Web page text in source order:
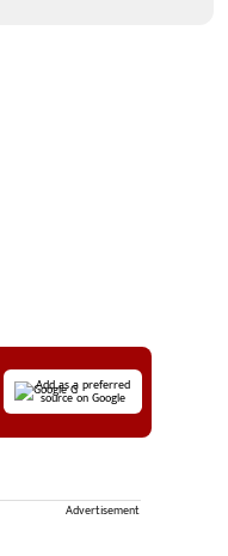
Add as a preferred
source on Google
Advertisement